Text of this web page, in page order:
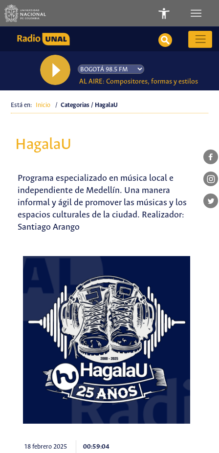
AL AIRE: Compositores, formas y estilos
Está en: Inicio / Categorias / HagalaU
HagalaU
Programa especializado en música local e
independiente de Medellín. Una manera
informal y ágil de promover las músicas y los
espacios culturales de la ciudad. Realizador:
Santiago Arango
18 febrero 2025 00:59:04